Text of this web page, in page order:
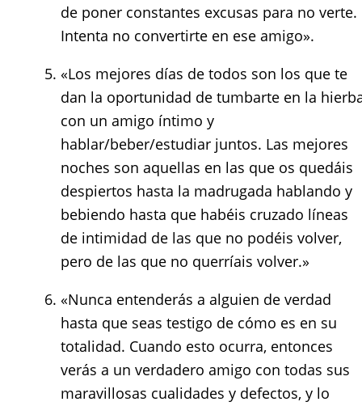
de poner constantes excusas para no verte.
Intenta no convertirte en ese amigo».
«Los mejores días de todos son los que te
dan la oportunidad de tumbarte en la
con un amigo íntimo y
hablar/beber/estudiar juntos. Las mejores
noches son aquellas en las que os quedáis
despiertos hasta la madrugada hablando y
bebiendo hasta que habéis cruzado líneas
de intimidad de las que no podéis volver,
pero de las que no querríais volver.»
«Nunca entenderás a alguien de verdad
hasta que seas testigo de cómo es en su
totalidad. Cuando esto ocurra, entonces
verás a un verdadero amigo con todas sus
maravillosas cualidades y defectos, y lo